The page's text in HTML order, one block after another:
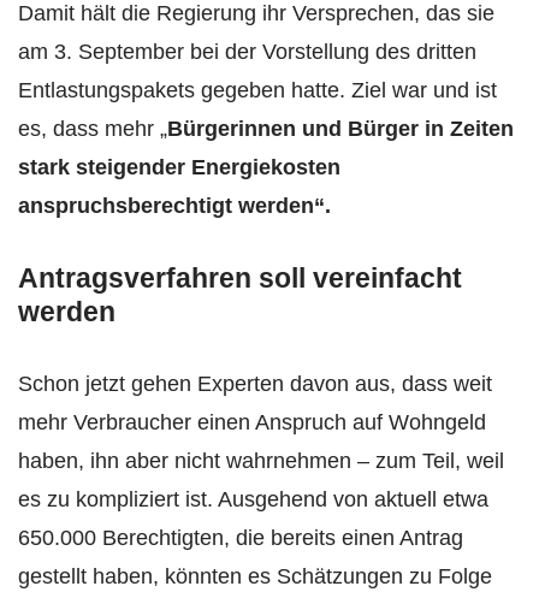
Damit hält die Regierung ihr Versprechen, das sie
am 3. September bei der Vorstellung des dritten
Entlastungspakets gegeben hatte. Ziel war und ist
es, dass mehr „Bürgerinnen und Bürger in Zeiten
stark steigender Energiekosten
anspruchsberechtigt werden“.
Antragsverfahren soll vereinfacht
werden
Schon jetzt gehen Experten davon aus, dass weit
mehr Verbraucher einen Anspruch auf Wohngeld
haben, ihn aber nicht wahrnehmen – zum Teil, weil
es zu kompliziert ist. Ausgehend von aktuell etwa
650.000 Berechtigten, die bereits einen Antrag
gestellt haben, könnten es Schätzungen zu Folge